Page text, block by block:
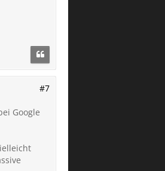
#7
Google